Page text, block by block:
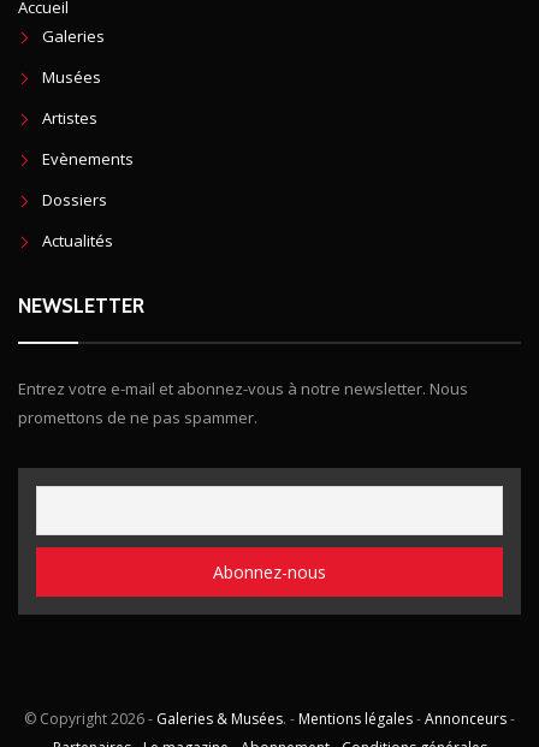
Accueil
Galeries
Musées
Artistes
Evènements
Dossiers
Actualités
NEWSLETTER
Entrez votre e-mail et abonnez-vous à notre newsletter. Nous
promettons de ne pas spammer.
© Copyright2026 - Galeries & Musées. - Mentions légales-Annonceurs-